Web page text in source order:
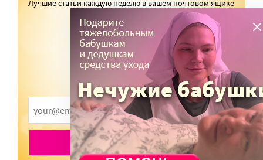
Лучшие статьи каждую неделю в вашем почтовом ящике
ПОДПИСАТЬСЯ